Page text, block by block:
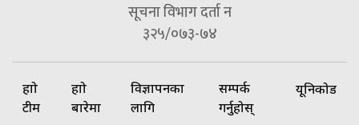
सूचना विभाग दर्ता न
३२५/०७३-७४
हाम्रो
टीम
हाम्रो
बारेमा
विज्ञापनका
लागि
सम्पर्क
गर्नुहोस्
यूनिकोड